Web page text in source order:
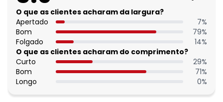
Tecido: Meia malha
Composição: Conforme imagem etiqueta
Histórico de preços
O preço apresentado abaixo é o menor oferecido em
algum dia do mês, para o menor tamanho disponível.
agosto/2026
N/D*
julho/2026 N/D*
junho/2026 N/D*
O que as clientes acharam da largura?
Apertado
7%
Bom
79%
Folgado
14%
O que as clientes acharam do comprimento?
Curto
29%
Bom
71%
Longo
0%